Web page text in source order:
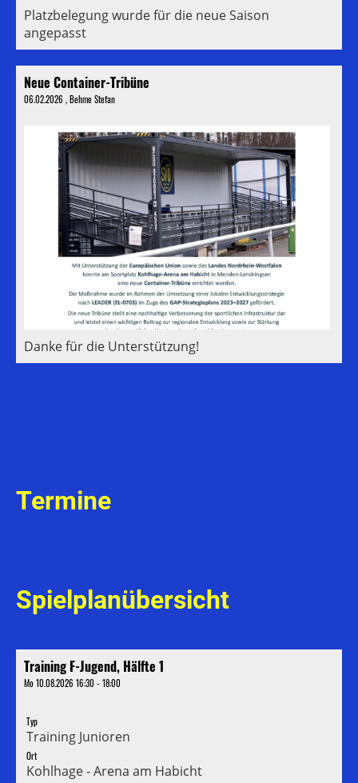
Platzbelegung wurde für die neue Saison
angepasst
Neue Container-Tribüne
06.02.2026 , Behme Stefan
Danke für die Unterstützung!
Termine
Spielplanübersicht
Training F-Jugend, Hälfte 1
Mo 10.08.2026 16:30 - 18:00
Typ
Training Junioren
Ort
Kohlhage - Arena am Habicht